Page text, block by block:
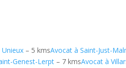
– 5 kmsAvocat à Saint-Just-
Genest-Lerpt – 7 kmsAvocat à